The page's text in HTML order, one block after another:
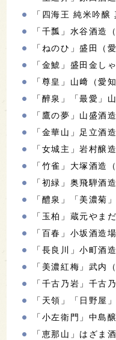
「四海王 純米吟醸
「千瓢」水谷酒造
「ねのひ」盛田（
「金鯱」​盛田金し
「尊皇」山﨑（愛
「醉泉」「最愛」
「鷹の夢」山盛酒
「金華山」足立酒
「女城主」岩村醸
「竹雀」大塚酒造
「初緑」奥飛騨酒
「醴泉」「美濃菊
「玉柏」蔵元やま
「百春」小坂酒造
「長良川」小町酒
「美濃紅梅」武内
「千古乃岩」千古
「天領」「日野屋
「小左衛門」中島
「恵那山」はざま